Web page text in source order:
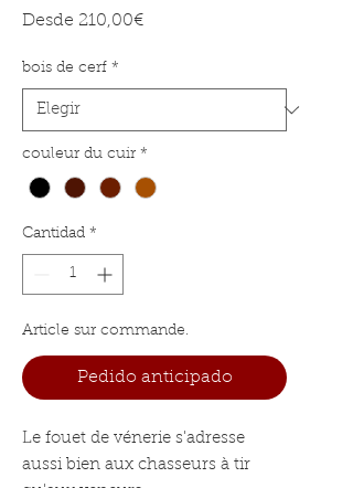
Desde 210,00€Precio de oferta
bois de cerf *
couleur du cuir *
Cantidad *
Article sur commande.
Pedido anticipado
Le fouet de vénerie s'adresse
aussi bien aux chasseurs à tir